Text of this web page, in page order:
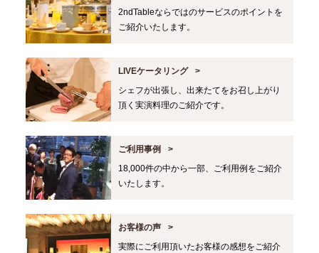
2ndTableならではのサービスのポイントを
ご紹介いたします。
LIVEケータリング
シェフが出張し、出来たてをお召し上がり
頂く実演料理のご紹介です。
ご利用事例
18,000件の中から一部、ご利用例をご紹介
いたします。
お客様の声
実際にご利用頂いたお客様の感想をご紹介